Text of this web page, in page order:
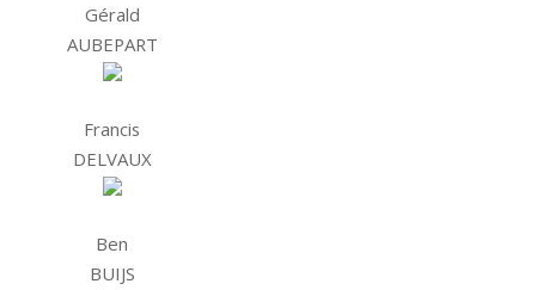
Gérald
AUBEPART
Francis
DELVAUX
Ben
BUIJS